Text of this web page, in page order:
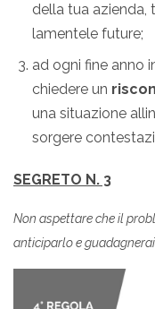
della tua azienda,
lamentele future;
ad ogni fine anno
chiedere un
una situazione
sorgere
SEGRETO N. 3
Non aspettare che il
anticiparlo e